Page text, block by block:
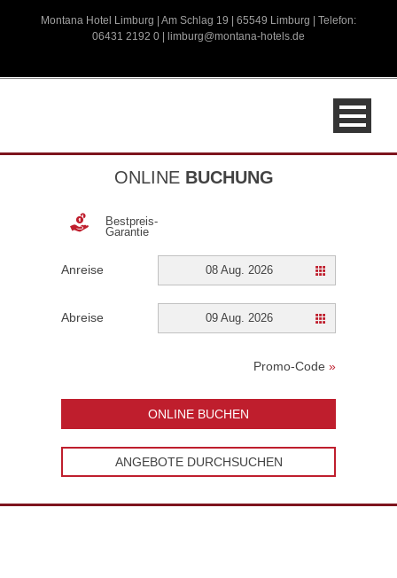
Montana Hotel Limburg | Am Schlag 19 | 65549 Limburg | Telefon:
06431 2192 0 |
limburg@montana-hotels.de
ONLINE BUCHUNG
Bestpreis-
Garantie
Anreise 08 Aug. 2026
Abreise 09 Aug. 2026
Promo-Code »
ONLINE BUCHEN
ANGEBOTE DURCHSUCHEN